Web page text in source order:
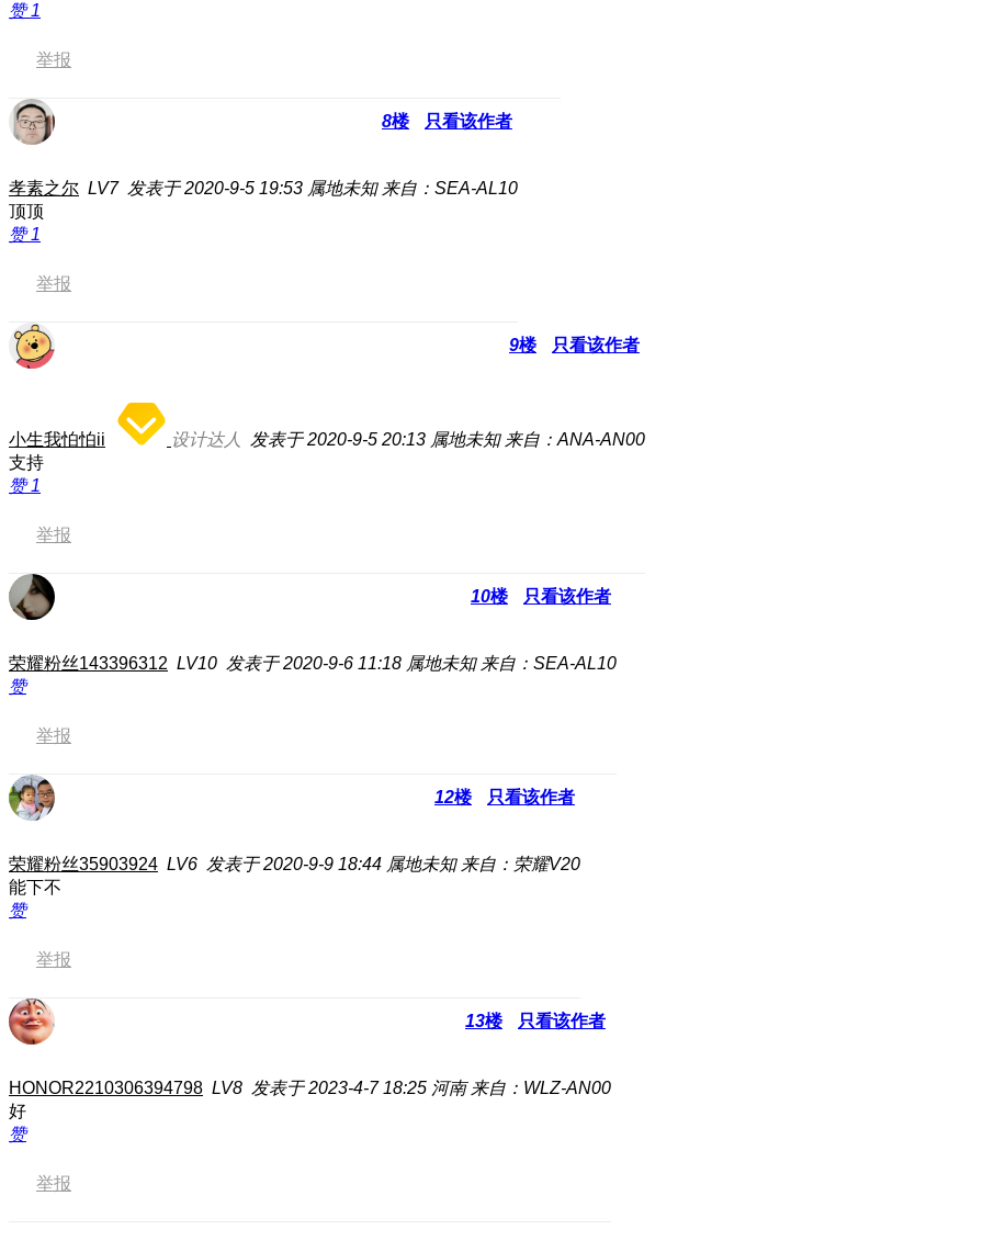
赞1
举报
8楼 只看该作者
孝素之尔 LV7 发表于 2020-9-5 19:53 属地未知 来自：SEA-AL10
顶顶
赞1
举报
9楼 只看该作者
小生我怕怕ii 设计达人 发表于 2020-9-5 20:13 属地未知 来自：ANA-AN00
支持
赞1
举报
10楼 只看该作者
荣耀粉丝143396312 LV10 发表于 2020-9-6 11:18 属地未知 来自：SEA-AL10
赞
举报
12楼 只看该作者
荣耀粉丝35903924 LV6 发表于 2020-9-9 18:44 属地未知 来自：荣耀V20
能下不
赞
举报
13楼 只看该作者
HONOR2210306394798 LV8 发表于 2023-4-7 18:25 河南 来自：WLZ-AN00
好
赞
举报